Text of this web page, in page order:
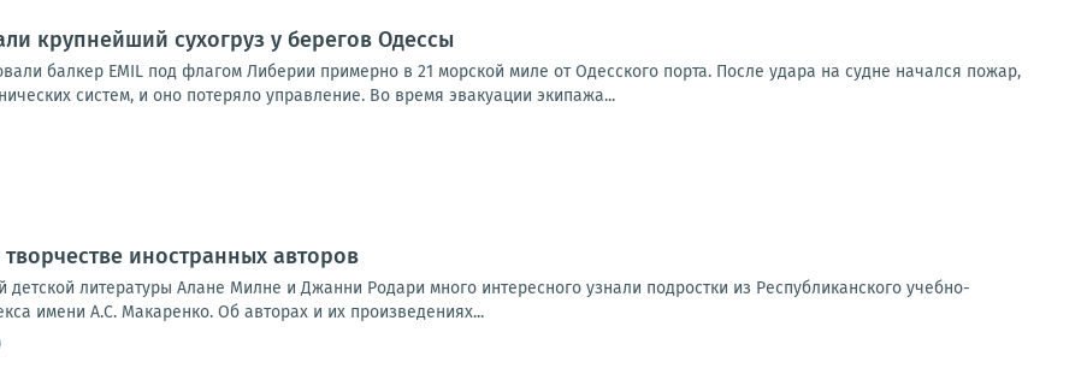
крупнейший сухогруз у берегов Одессы
балкер EMIL под флагом Либерии примерно в 21 морской миле от Одесского порта. После удара на судне начался пожар,
систем, и оно потеряло управление. Во время эвакуации экипажа...
иностранных авторов
детской литературы Алане Милне и Джанни Родари много интересного узнали подростки из Республиканского учебно-
имени А.С. Макаренко. Об авторах и их произведениях...